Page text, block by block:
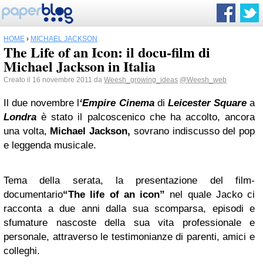
HOME › MICHAEL JACKSON
The Life of an Icon: il docu-film di
Michael Jackson in Italia
Creato il 16 novembre 2011 da Weesh_growing_ideas @Weesh_web
Il due novembre l‘Empire Cinema di LeicesterSquarea
Londraè stato il palcoscenico che ha accolto, ancora
una volta, Michael Jackson, sovrano indiscusso del pop
e leggenda musicale.
Tema della serata, la presentazione del film-
documentario“The life of an icon” nel quale Jacko ci
racconta a due anni dalla sua scomparsa, episodi e
sfumature nascoste della sua vita professionale e
personale, attraverso le testimonianze di parenti, amici e
colleghi.